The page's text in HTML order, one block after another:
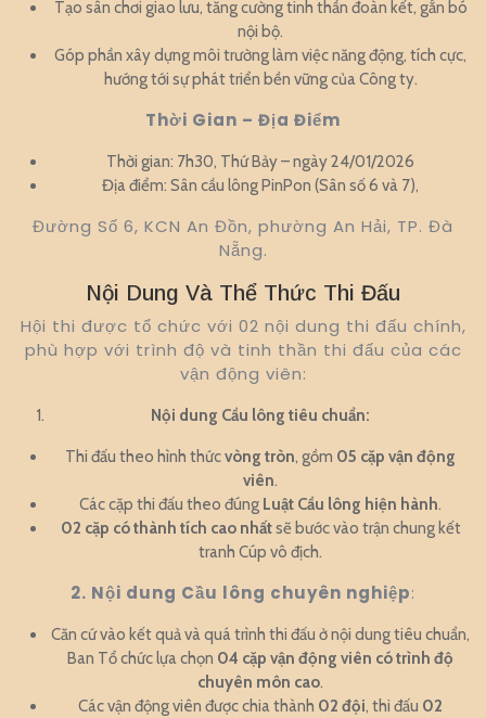
Tạo sân chơi giao lưu, tăng cường tinh thần đoàn kết, gắn bó
nội bộ.
Góp phần xây dựng môi trường làm việc năng động, tích cực,
hướng tới sự phát triển bền vững của Công ty.
Thời Gian – Địa Điểm
Thời gian: 7h30, Thứ Bảy – ngày 24/01/2026
Địa điểm: Sân cầu lông PinPon (Sân số 6 và 7),
Đường Số 6, KCN An Đồn, phường An Hải, TP. Đà
Nẵng.
Nội Dung Và Thể Thức Thi Đấu
Hội thi được tổ chức với 02 nội dung thi đấu chính,
phù hợp với trình độ và tinh thần thi đấu của các
vận động viên:
Nội dung Cầu lông tiêu chuẩn:
Thi đấu theo hình thứcvòng tròn, gồm 05 cặp vận động
viên.
Các cặp thi đấu theo đúng Luật Cầu lông hiện hành.
02 cặp có thành tích cao nhấtsẽ bước vào trận chung kết
tranh Cúp vô địch.
2. Nội dung Cầu lông chuyên nghiệp:
Căn cứ vào kết quả và quá trình thi đấu ở nội dung tiêu chuẩn,
Ban Tổ chức lựa chọn 04 cặp vận động viên có trình độ
chuyên môn cao.
Các vận động viên được chia thành 02 đội, thi đấu 02